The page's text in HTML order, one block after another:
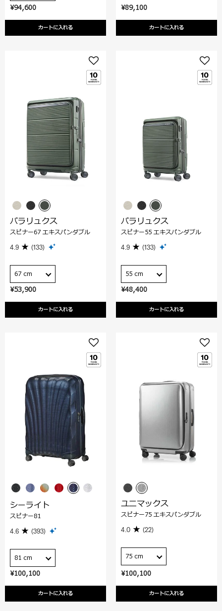
¥94,600
カートに入れる
¥89,100
カートに入れる
¥53,900
カートに入れる
パラリュクス
スピナー67 エキスパンダブル
4.9 (133)
67 cm
¥48,400
カートに入れる
パラリュクス
スピナー55 エキスパンダブル
4.9 (133)
55 cm
¥100,100
カートに入れる
シーライト
スピナー81
4.6 (393)
81 cm
¥100,100
カートに入れる
ユニマックス
スピナー75 エキスパンダブル
4.0 (22)
75 cm